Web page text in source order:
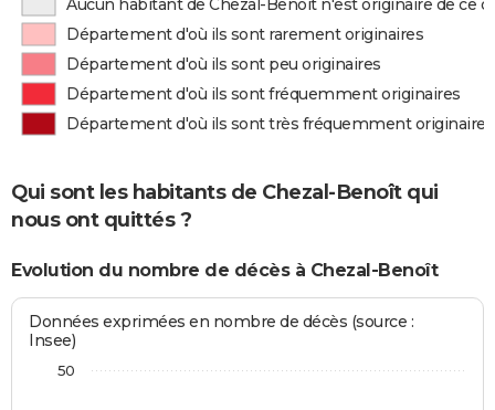
Aucun habitant de Chezal-Benoît n'est originaire de ce
Département d'où ils sont rarement originaires
Département d'où ils sont peu originaires
Département d'où ils sont fréquemment originaires
Département d'où ils sont très fréquemment originaires
Qui sont les habitants de Chezal-Benoît qui
nous ont quittés ?
Evolution du nombre de décès à Chezal-Benoît
Données exprimées en nombre de décès (source :
Insee)
50